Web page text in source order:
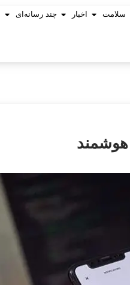
سلامت اخبار چند رسانه‌ای